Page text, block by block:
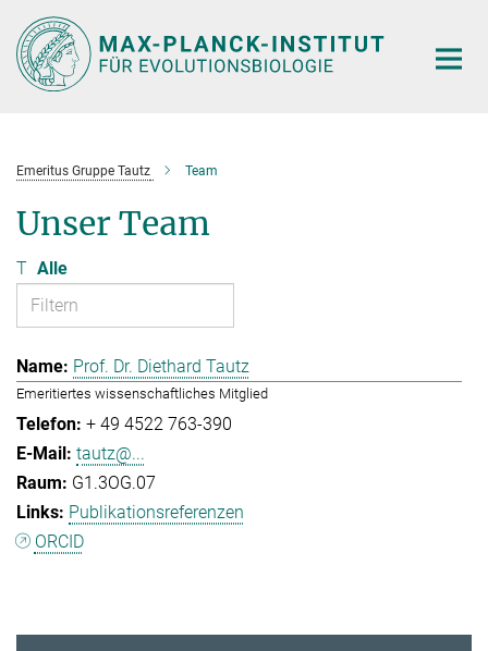
Hauptinhalt
Emeritus Gruppe Tautz Team
Unser Team
T Alle
Prof. Dr. Diethard Tautz
Emeritiertes wissenschaftliches Mitglied
+ 49 4522 763-390
tautz@...
G1.3OG.07
Publikationsreferenzen
ORCID